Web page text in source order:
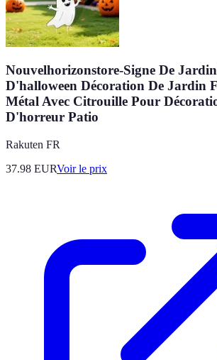
Nouvelhorizonstore-Signe De
D'halloween Décoration De Jardin
Métal Avec Citrouille Pour
D'horreur Patio
Rakuten FR
37.98 EURVoir le prix